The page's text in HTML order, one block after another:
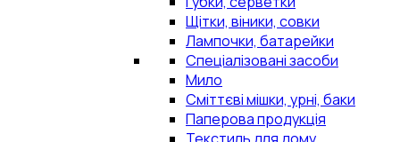
Щітки, віники, совки
Лампочки, батарейки
Спеціалізовані засоби
Мило
Сміттєві мішки, урні, баки
Паперова продукція